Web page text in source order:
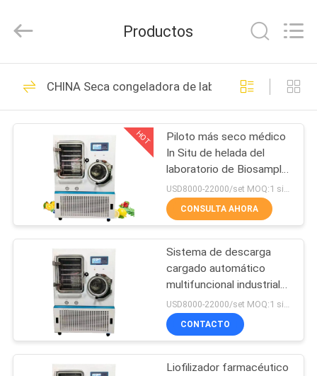
HOGAR
PRODUCTOS
VÍDEOS
SOBRE
NOSOTROS
VIAJE
FÁBRICA
frascos
Proveedor.
2025
Máquina de prueba
de la pulpa
71
Pruebador de
embalajes de papel
42
Productos
CHINA Seca congeladora de laboratorio con vacío
HOT
Piloto más seco médico
In Situ de helada del
laboratorio de Biosample
de los liofilizadores los
reactivo del IVD
USD8000-22000/set MOQ:1 sistema
CONSULTA AHORA
Sistema de descarga
cargado automático
multifuncional industrial
del secador de helada
del vacío del péptido
CONTACTO
Liofilizador farmacéutico